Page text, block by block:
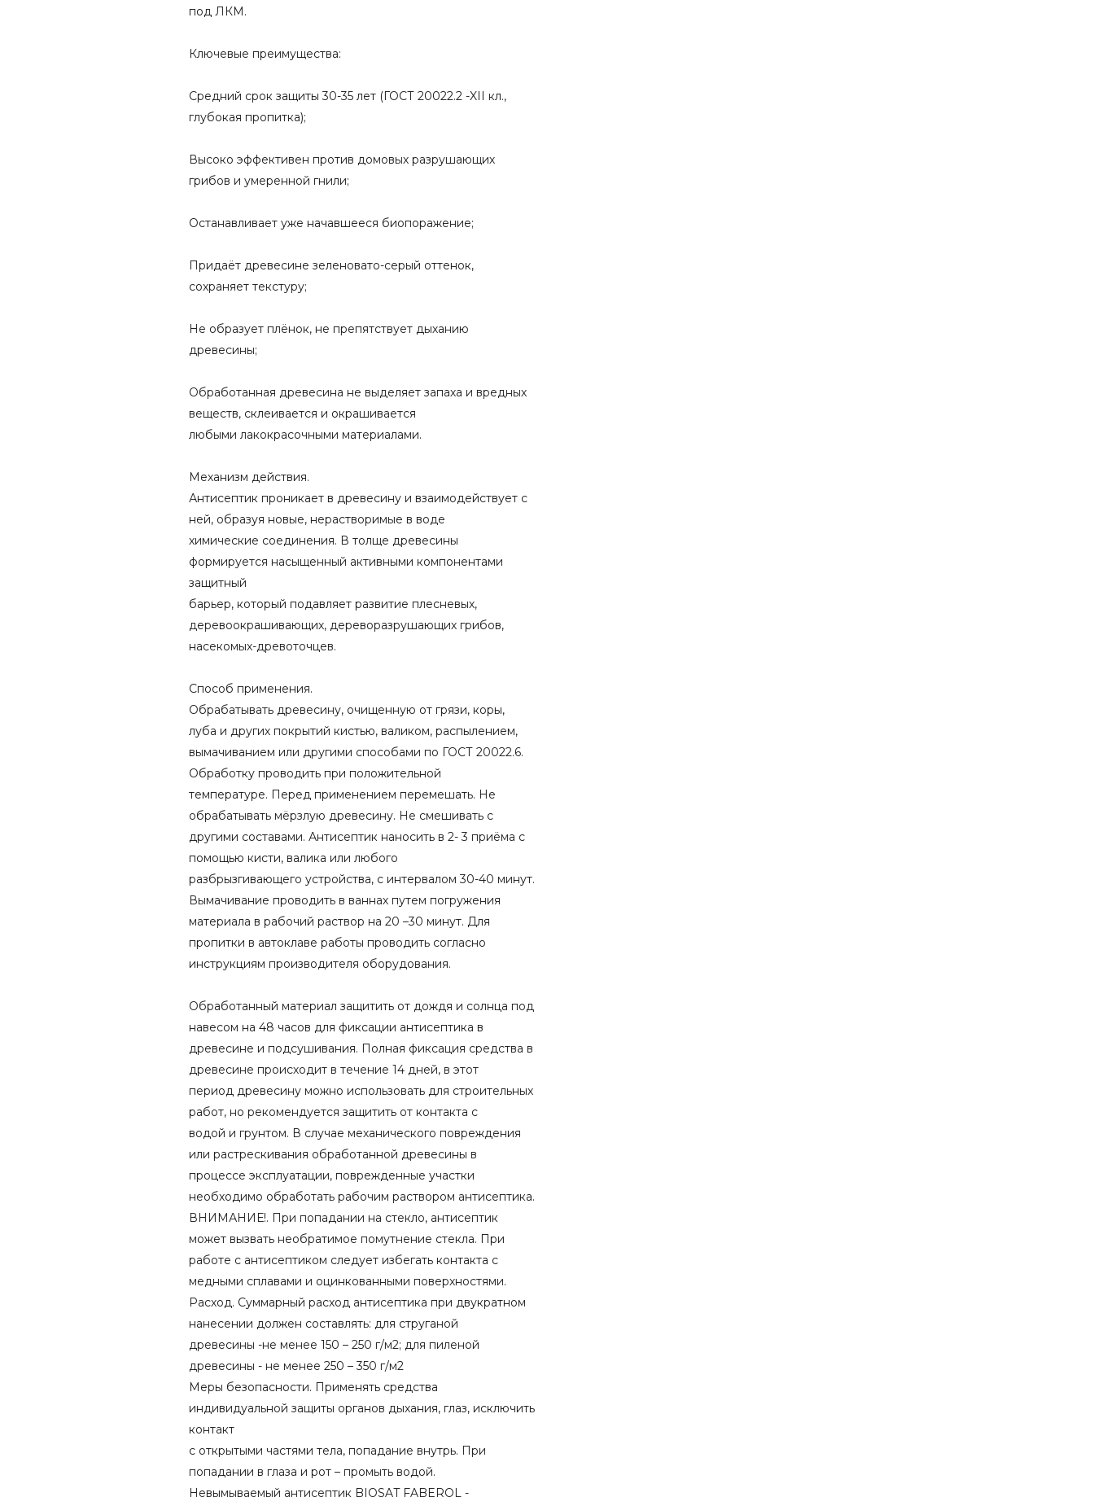
под ЛКМ.
Ключевые преимущества:
Средний срок защиты 30-35 лет (ГОСТ 20022.2 -XII кл.,
глубокая пропитка);
Высоко эффективен против домовых разрушающих
грибов и умеренной гнили;
Останавливает уже начавшееся биопоражение;
Придаёт древесине зеленовато-серый оттенок,
сохраняет текстуру;
Не образует плёнок, не препятствует дыханию
древесины;
Обработанная древесина не выделяет запаха и вредных
веществ, склеивается и окрашивается
любыми лакокрасочными материалами.
Механизм действия.
Антисептик проникает в древесину и взаимодействует с
ней, образуя новые, нерастворимые в воде
химические соединения. В толще древесины
формируется насыщенный активными компонентами
защитный
барьер, который подавляет развитие плесневых,
деревоокрашивающих, дереворазрушающих грибов,
насекомых-древоточцев.
Способ применения.
Обрабатывать древесину, очищенную от грязи, коры,
луба и других покрытий кистью, валиком, распылением,
вымачиванием или другими способами по ГОСТ 20022.6.
Обработку проводить при положительной
температуре. Перед применением перемешать. Не
обрабатывать мёрзлую древесину. Не смешивать с
другими составами. Антисептик наносить в 2- 3 приёма с
помощью кисти, валика или любого
разбрызгивающего устройства, с интервалом 30-40 минут.
Вымачивание проводить в ваннах путем погружения
материала в рабочий раствор на 20 –30 минут. Для
пропитки в автоклаве работы проводить согласно
инструкциям производителя оборудования.
Обработанный материал защитить от дождя и солнца под
навесом на 48 часов для фиксации антисептика в
древесине и подсушивания. Полная фиксация средства в
древесине происходит в течение 14 дней, в этот
период древесину можно использовать для строительных
работ, но рекомендуется защитить от контакта с
водой и грунтом. В случае механического повреждения
или растрескивания обработанной древесины в
процессе эксплуатации, поврежденные участки
необходимо обработать рабочим раствором антисептика.
ВНИМАНИЕ!. При попадании на стекло, антисептик
может вызвать необратимое помутнение стекла. При
работе с антисептиком следует избегать контакта с
медными сплавами и оцинкованными поверхностями.
Расход. Суммарный расход антисептика при двукратном
нанесении должен составлять: для струганой
древесины -не менее 150 – 250 г/м2; для пиленой
древесины - не менее 250 – 350 г/м2
Меры безопасности. Применять средства
индивидуальной защиты органов дыхания, глаз, исключить
контакт
с открытыми частями тела, попадание внутрь. При
попадании в глаза и рот – промыть водой.
Невымываемый антисептик BIOSAT FABEROL -